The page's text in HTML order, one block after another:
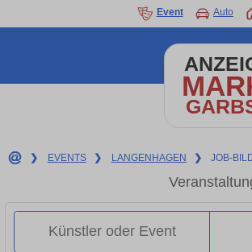
Event Auto
❯ EVENTS ❯ LANGENHAGEN ❯ JOB-